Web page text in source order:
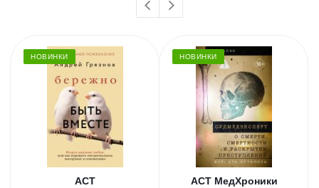
НОВИНКИ
АСТ
НОВИНКИ
АСТ МедХроники